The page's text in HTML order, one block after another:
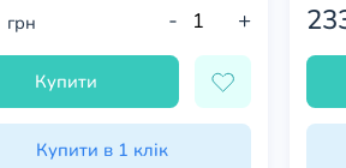
грн - +
Купити
Купити в 1 клік